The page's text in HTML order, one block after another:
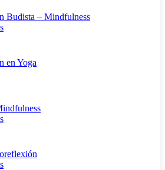
Budista – Mindfulness
en Yoga